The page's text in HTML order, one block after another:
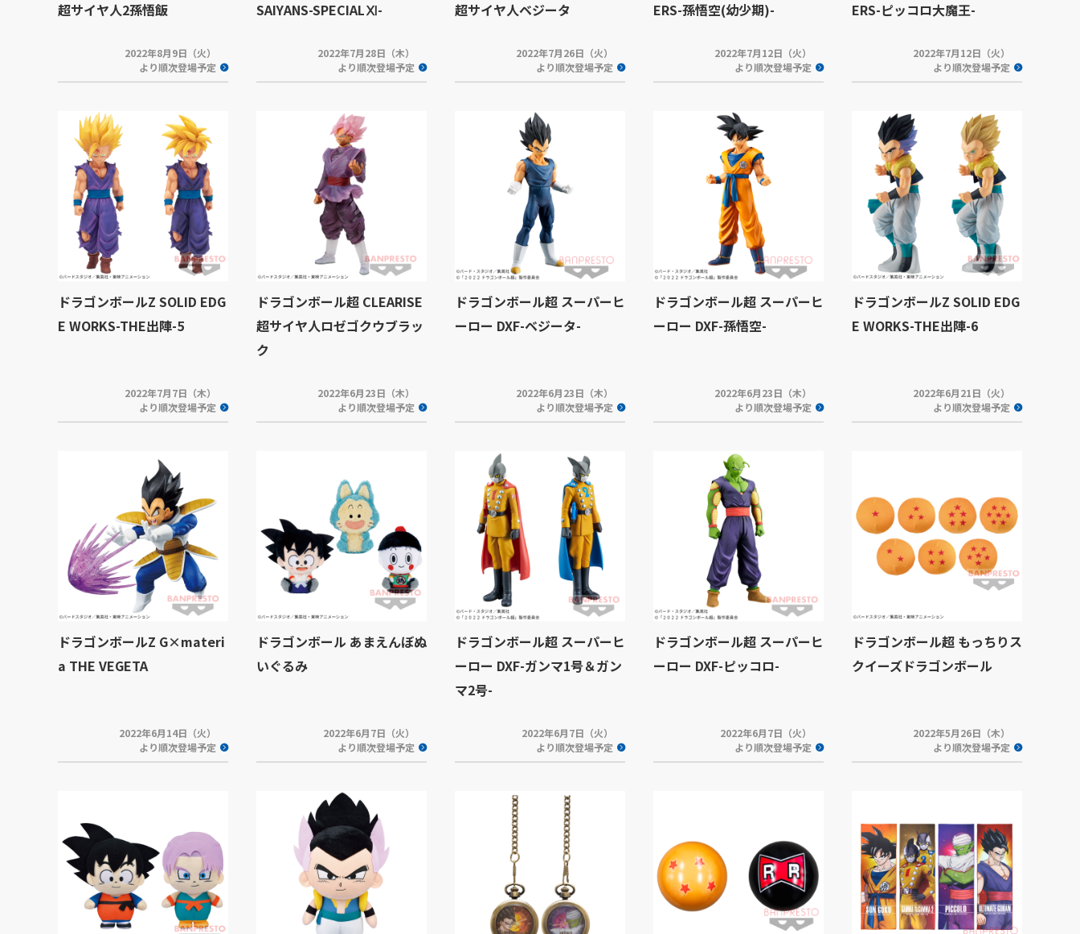
超サイヤ人2孫悟飯
2022年8月9日（火）
より順次登場予定
SAIYANS-SPECIALⅪ-
2022年7月28日（木）
より順次登場予定
超サイヤ人ベジータ
2022年7月26日（火）
より順次登場予定
ERS-孫悟空(幼少期)-
2022年7月12日（火）
より順次登場予定
ERS-ピッコロ大魔王-
2022年7月12日（火）
より順次登場予定
ドラゴンボールZ SOLID EDG
E WORKS-THE出陣-5
2022年7月7日（木）
より順次登場予定
ドラゴンボール超 CLEARISE
超サイヤ人ロゼゴクウブラッ
ク
2022年6月23日（木）
より順次登場予定
ドラゴンボール超 スーパーヒ
ーロー DXF-ベジータ-
2022年6月23日（木）
より順次登場予定
ドラゴンボール超 スーパーヒ
ーロー DXF-孫悟空-
2022年6月23日（木）
より順次登場予定
ドラゴンボールZ SOLID EDG
E WORKS-THE出陣-6
2022年6月21日（火）
より順次登場予定
ドラゴンボールZ G×materi
a THE VEGETA
2022年6月14日（火）
より順次登場予定
ドラゴンボール あまえんぼぬ
いぐるみ
2022年6月7日（火）
より順次登場予定
ドラゴンボール超 スーパーヒ
ーロー DXF-ガンマ1号＆ガン
マ2号-
2022年6月7日（火）
より順次登場予定
ドラゴンボール超 スーパーヒ
ーロー DXF-ピッコロ-
2022年6月7日（火）
より順次登場予定
ドラゴンボール超 もっちりス
クイーズドラゴンボール
2022年5月26日（木）
より順次登場予定